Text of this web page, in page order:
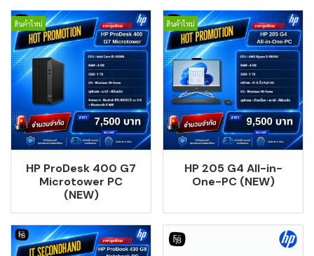
สินค้าใหม่
HP ProDesk 400 G7
Microtower PC
(NEW)
สินค้าใหม่
HP 205 G4 All-in-
One-PC (NEW)